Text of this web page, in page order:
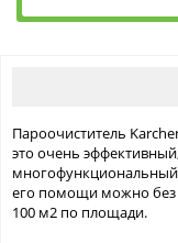
Пароочиститель
это очень
его помощи можно без
100 м2 по площади.